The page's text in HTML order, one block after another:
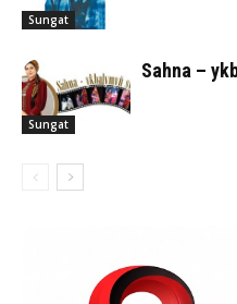
Sungat
Sungat
Sahna –